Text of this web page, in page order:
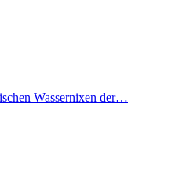
Wassernixen der…